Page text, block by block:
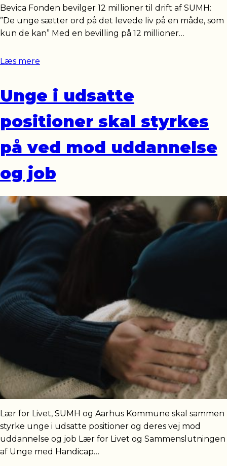
Bevica Fonden bevilger 12 millioner til drift af SUMH:
”De unge sætter ord på det levede liv på en måde, som
kun de kan” Med en bevilling på 12 millioner…
Læs mere
Unge i udsatte
positioner skal styrkes
på ved mod uddannelse
og job
Lær for Livet, SUMH og Aarhus Kommune skal sammen
styrke unge i udsatte positioner og deres vej mod
uddannelse og job Lær for Livet og Sammenslutningen
af Unge med Handicap…